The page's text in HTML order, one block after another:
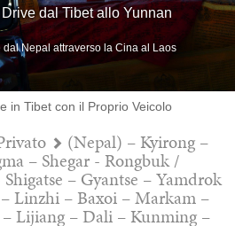
dal Tibet allo Yunnan
Nepal attraverso la Cina al Laos
in Tibet con il Proprio Veicolo
(Nepal) – Kyirong –
– Shegar - Rongbuk /
– Gyantse – Yamdrok
Linzhi – Baxoi – Markam –
Lijiang – Dali – Kunming –